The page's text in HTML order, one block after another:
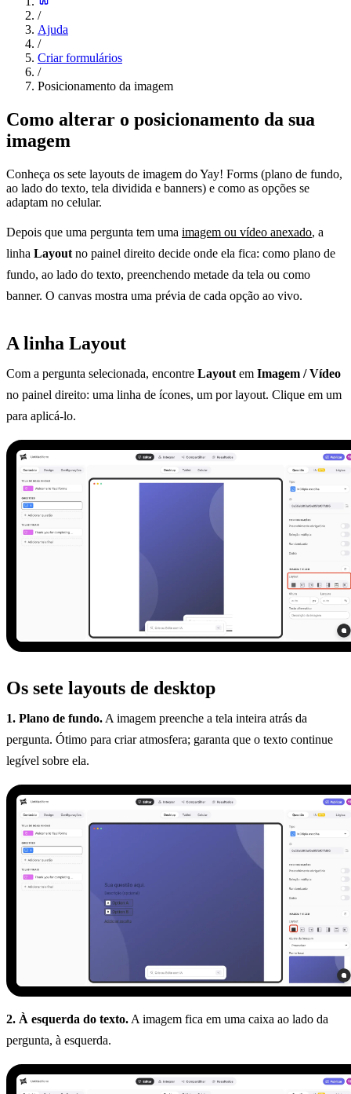
/
Ajuda
/
Criar formulários
/
Posicionamento da imagem
Como alterar o posicionamento da sua
imagem
Conheça os sete layouts de imagem do Yay! Forms (plano de fundo,
ao lado do texto, tela dividida e banners) e como as opções se
adaptam no celular.
Depois que uma pergunta tem uma imagem ou vídeo anexado, a
linha Layoutno painel direito decide onde ela fica: como plano de
fundo, ao lado do texto, preenchendo metade da tela ou como
banner. O canvas mostra uma prévia de cada opção ao vivo.
A linha Layout
Com a pergunta selecionada, encontre Layoutem Imagem / Vídeo
no painel direito: uma linha de ícones, um por layout. Clique em um
para aplicá-lo.
Os sete layouts de desktop
1. Plano de fundo.A imagem preenche a tela inteira atrás da
pergunta. Ótimo para criar atmosfera; garanta que o texto continue
legível sobre ela.
2. À esquerda do texto.A imagem fica em uma caixa ao lado da
pergunta, à esquerda.